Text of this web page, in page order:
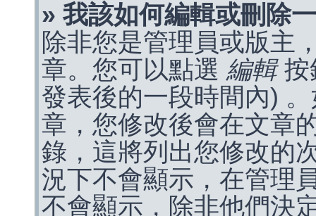
» 我該如何編輯或刪除
除非您是管理員或版主
章。您可以點選 編輯按
發表後的一段時間內)
章，您修改後會在文章
錄，這將列出您修改的
況下不會顯示，在管理
不會顯示，除非他們決